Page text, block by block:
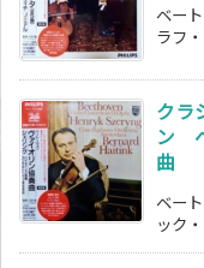
ベー
ラフ
クラ
ン
曲
ベー
ック